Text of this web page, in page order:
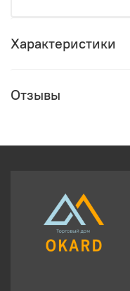
Характеристики
Отзывы